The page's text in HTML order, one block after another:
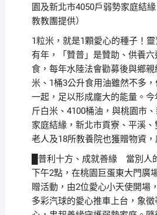
園及新北市4050戶弱勢家庭結
教教團提供）
1粒米，就是1顆愛心的種子！
有年，「贊普」是贊助、供養
食，每年水陸法會勸募後與鄉親
米、1桶3公升食用油雖然不多
一起，足以形成龐大的能量。
斤白米、4100桶油，與桃園市
家庭結緣，新北市貢寮、平溪
老人及18所教養院也獲贈物資，
█普利十方、成就善緣 當別人
下午2點，在桃園巨蛋東大門廣
贈活動，由2位愛心小天使開場
多彩汽球的愛心推車上台，象